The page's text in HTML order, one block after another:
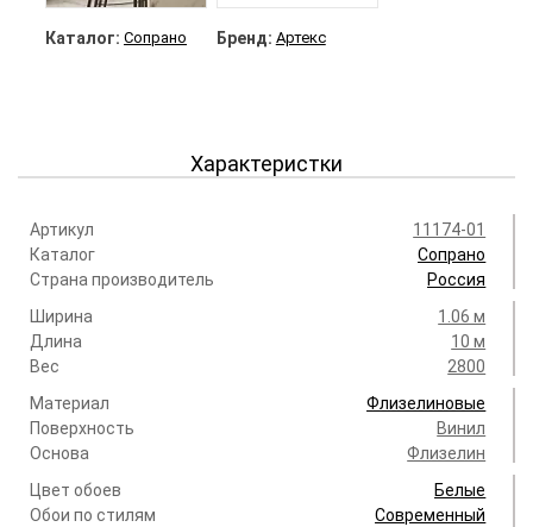
Каталог: Сопрано Бренд: Артекс
Характеристки
Артикул
11174-01
Каталог
Сопрано
Страна производитель
Россия
Ширина
1.06 м
Длина
10 м
Вес
2800
Материал
Флизелиновые
Поверхность
Винил
Основа
Флизелин
Цвет обоев
Белые
Обои по стилям
Современный